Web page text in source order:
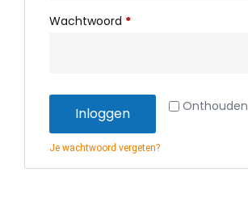
Wachtwoord *
Onthouden
Inloggen
Je wachtwoord vergeten?